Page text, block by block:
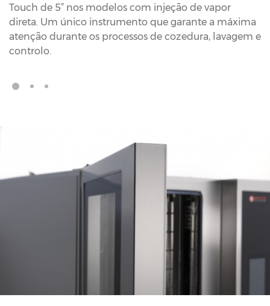
Touch de 5” nos modelos com injeção de vapor
direta. Um único instrumento que garante a máxima
atenção durante os processos de cozedura, lavagem e
controlo.